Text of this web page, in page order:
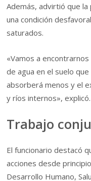
Además, advirtió que la
una condición
saturados.
«Vamos a
de agua en el suelo
absorberá menos y el
y ríos internos», explicó.
Trabajo
El funcionario destacó
acciones desde
Desarrollo Humano,